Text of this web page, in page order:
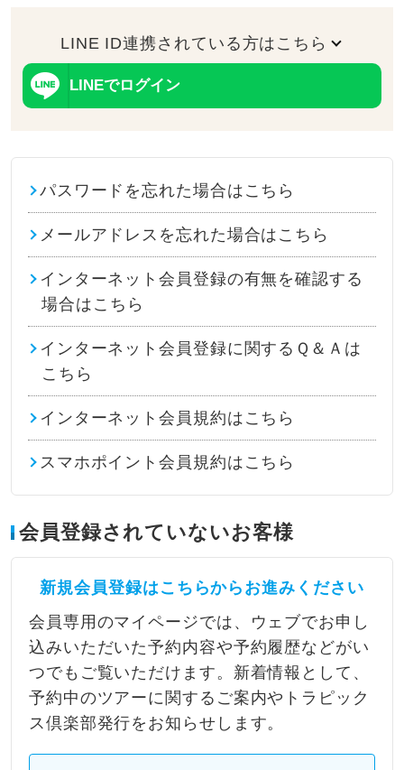
LINE ID連携されている方はこちら
LINEでログイン
パスワードを忘れた場合はこちら
メールアドレスを忘れた場合はこちら
インターネット会員登録の有無を確認する
場合はこちら
インターネット会員登録に関するＱ＆Ａは
こちら
インターネット会員規約はこちら
スマホポイント会員規約はこちら
会員登録されていないお客様
新規会員登録はこちらからお進みください
会員専用のマイページでは、ウェブでお申し
込みいただいた予約内容や予約履歴などがい
つでもご覧いただけます。新着情報として、
予約中のツアーに関するご案内やトラピック
ス倶楽部発行をお知らせします。